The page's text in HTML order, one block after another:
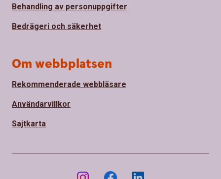
Behandling av personuppgifter
Bedrägeri och säkerhet
Om webbplatsen
Rekommenderade webbläsare
Användarvillkor
Sajtkarta